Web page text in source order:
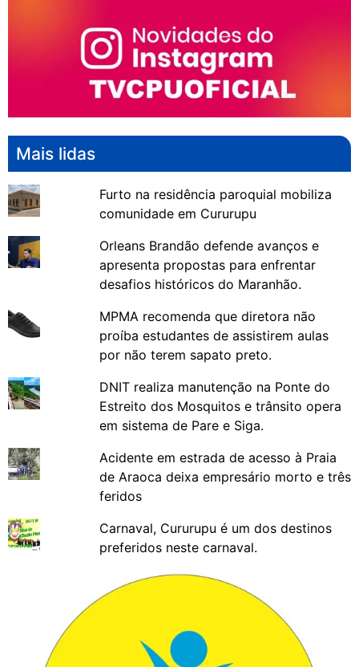
Mais lidas
Furto na residência paroquial mobiliza
comunidade em Cururupu
Orleans Brandão defende avanços e
apresenta propostas para enfrentar
desafios históricos do Maranhão.
MPMA recomenda que diretora não
proíba estudantes de assistirem aulas
por não terem sapato preto.
DNIT realiza manutenção na Ponte do
Estreito dos Mosquitos e trânsito opera
em sistema de Pare e Siga.
Acidente em estrada de acesso à Praia
de Araoca deixa empresário morto e três
feridos
Carnaval, Cururupu é um dos destinos
preferidos neste carnaval.